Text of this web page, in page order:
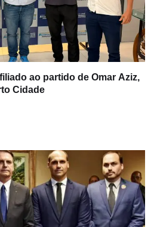
ao partido de Omar Aziz,
Cidade